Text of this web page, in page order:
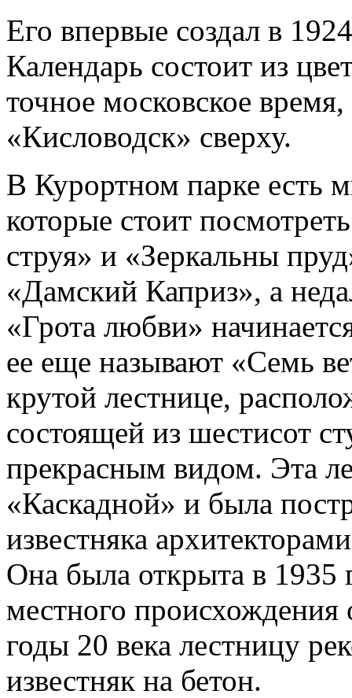
Его впервые создал в
Календарь состоит из
точное московское
«Кисловодск» сверху.
В Курортном парке есть
которые стоит
струя» и «Зеркальны
«Дамский Каприз», а
«Грота любви»
ее еще называют «Семь
крутой лестнице,
состоящей из шестисот
прекрасным видом. Эта
«Каскадной» и была
известняка
Она была открыта в 1935
местного происхождения
годы 20 века лестницу
известняк на бетон.